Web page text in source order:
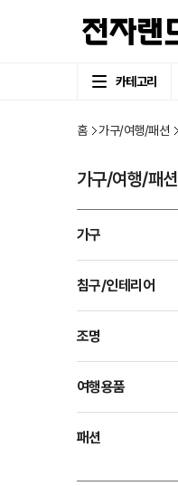
카테고리
홈 가구/여행/패션
가구/여행/패션
가구
침구/인테리어
조명
여행용품
패션